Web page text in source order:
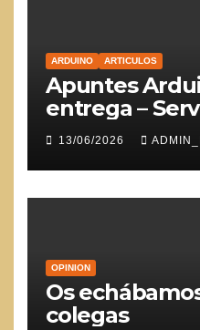
ARDUINO ARTICULOS
Apuntes
entrega –
13/06/2026
OPINION
Os
colegas